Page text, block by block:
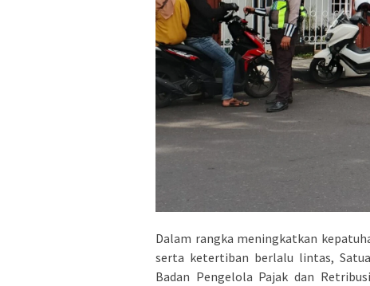
Dalam rangka meningkatkan
serta ketertiban berlalu lintas,
Badan Pengelola Pajak dan